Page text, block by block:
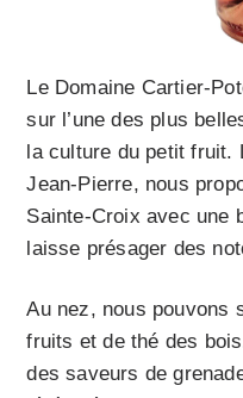
Le Domaine Cartier-
sur l’une des plus
la culture du petit fruit.
Jean-Pierre, nous
Sainte-Croix avec une
laisse présager des
Au nez, nous pouvons
fruits et de thé des
des saveurs de